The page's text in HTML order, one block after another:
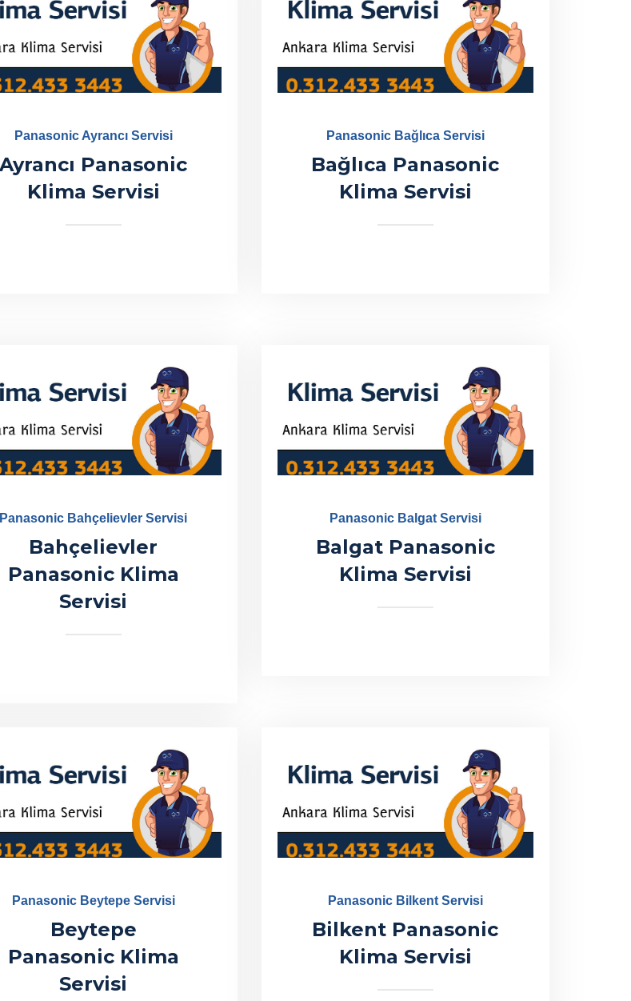
Panasonic Ayrancı Servisi
Ayrancı Panasonic
Klima Servisi
Panasonic Bağlıca Servisi
Bağlıca Panasonic
Klima Servisi
Panasonic Bahçelievler Servisi
Bahçelievler
Panasonic Klima
Servisi
Panasonic Balgat Servisi
Balgat Panasonic
Klima Servisi
Panasonic Beytepe Servisi
Beytepe
Panasonic Klima
Servisi
Panasonic Bilkent Servisi
Bilkent Panasonic
Klima Servisi